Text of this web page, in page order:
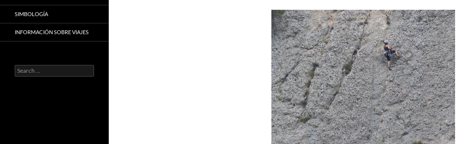
SIMBOLOGÍA
INFORMACIÓN SOBRE VIAJES
Search
for: